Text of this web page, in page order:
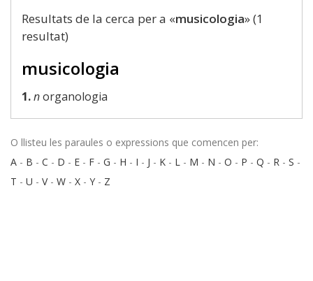
Resultats de la cerca per a «musicologia» (1
resultat)
musicologia
1.norganologia
O llisteu les paraules o expressions que comencen per:
A - B - C - D - E - F - G - H - I - J - K - L - M - N - O - P - Q - R - S -
T - U - V- W - X - Y - Z